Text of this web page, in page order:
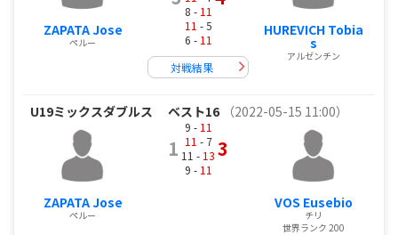
ZAPATA Jose
ペルー
8 - 11
11 - 5
6 - 11
対戦結果
HUREVICH Tobia
s
アルゼンチン
U19ミックスダブルス ベスト16 （2022-05-15 11:00）
ZAPATA Jose
ペルー
1
9 - 11
11 - 7
11 - 13
9 - 11
3
VOS Eusebio
チリ
世界ランク 200